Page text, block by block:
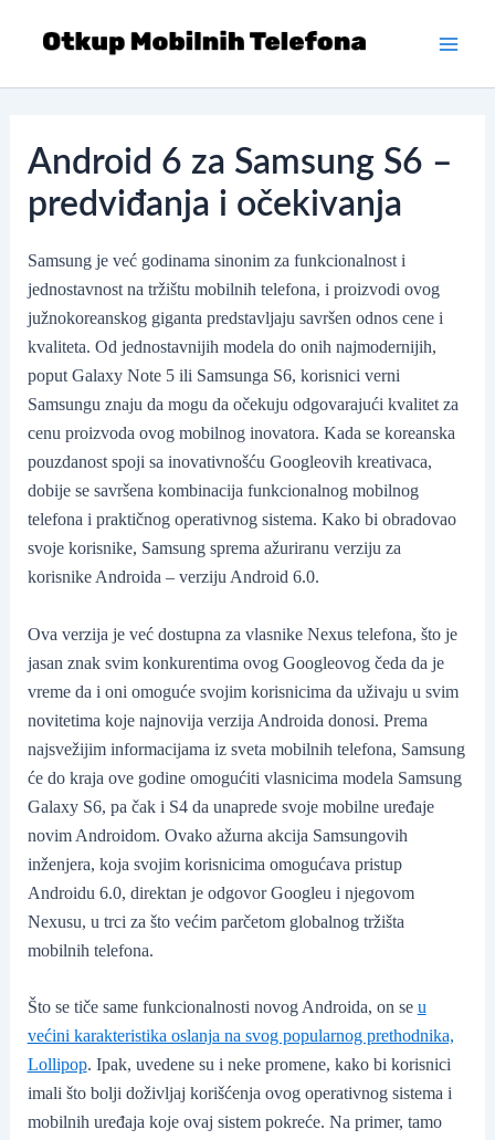
Android 6 za Samsung S6 –
predviđanja i očekivanja
Samsung je već godinama sinonim za funkcionalnost i
jednostavnost na tržištu mobilnih telefona, i proizvodi ovog
južnokoreanskog giganta predstavljaju savršen odnos cene i
kvaliteta. Od jednostavnijih modela do onih najmodernijih,
poput Galaxy Note 5 ili Samsunga S6, korisnici verni
Samsungu znaju da mogu da očekuju odgovarajući kvalitet za
cenu proizvoda ovog mobilnog inovatora. Kada se koreanska
pouzdanost spoji sa inovativnošću Googleovih kreativaca,
dobije se savršena kombinacija funkcionalnog mobilnog
telefona i praktičnog operativnog sistema. Kako bi obradovao
svoje korisnike, Samsung sprema ažuriranu verziju za
korisnike Androida – verziju Android 6.0.
Ova verzija je već dostupna za vlasnike Nexus telefona, što je
jasan znak svim konkurentima ovog Googleovog čeda da je
vreme da i oni omoguće svojim korisnicima da uživaju u svim
novitetima koje najnovija verzija Androida donosi. Prema
najsvežijim informacijama iz sveta mobilnih telefona, Samsung
će do kraja ove godine omogućiti vlasnicima modela Samsung
Galaxy S6, pa čak i S4 da unaprede svoje mobilne uređaje
novim Androidom. Ovako ažurna akcija Samsungovih
inženjera, koja svojim korisnicima omogućava pristup
Androidu 6.0, direktan je odgovor Googleu i njegovom
Nexusu, u trci za što većim parčetom globalnog tržišta
mobilnih telefona.
Što se tiče same funkcionalnosti novog Androida, on se u
većini karakteristika oslanja na svog popularnog prethodnika,
Lollipop. Ipak, uvedene su i neke promene, kako bi korisnici
imali što bolji doživljaj korišćenja ovog operativnog sistema i
mobilnih uređaja koje ovaj sistem pokreće. Na primer, tamo